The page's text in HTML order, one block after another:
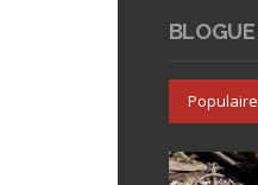
BLOGUE
Populaire